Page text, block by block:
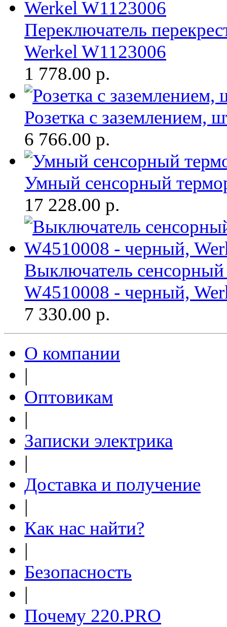
Переключатель
Werkel W1123006
1 778.00 р.
Розетка с
6 766.00 р.
Умный сенсорный
17 228.00 р.
Выключатель сенсорный
W4510008 - черный,
7 330.00 р.
О компании
|
Оптовикам
|
Записки электрика
|
Доставка и получение
|
Как нас найти?
|
Безопасность
|
Почему 220.PRO